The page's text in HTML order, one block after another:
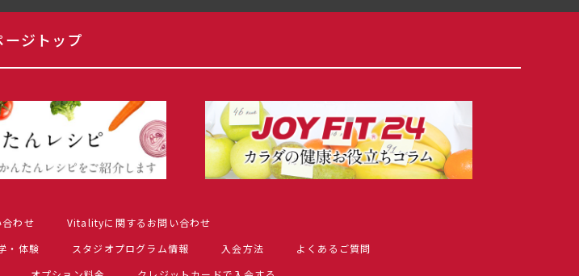
ージトップ
わせ
Vitalityに関するお問い合わせ
・体験 スタジオプログラム情報 入会方法
よくあるご質問